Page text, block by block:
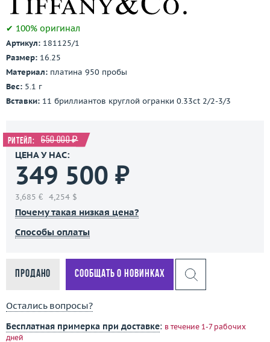
✔ 100% оригинал
Артикул: 181125/1
Размер: 16.25
Материал: платина 950 пробы
Вес: 5.1 г
Вставки: 11 бриллиантов круглой огранки 0.33ct 2/2-3/3
Ритейл: 650 000 ₽
ЦЕНА У НАС:
349 500 ₽
3,685 € 4,254 $
Почему такая низкая цена?
Способы оплаты
Продано Сообщать о новинках
Остались вопросы?
Бесплатная примерка при доставке: в течение 1-7 рабочих
дней